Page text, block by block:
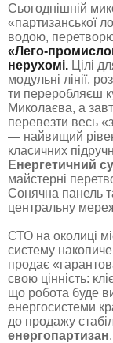
Сьогоднішній
«партизанської
водою,
«Лего-
нерухомі. Цілі
модульні лінії,
ти переробляєш
Миколаєва, а
перевезти весь
— найвищий
класичних
Енергетичний
майстерні
Сонячна панель
центральну
СТО на околиці
систему
продає
свою цінність:
що робота буде
енергосистеми
до продажу
енергопартизан.